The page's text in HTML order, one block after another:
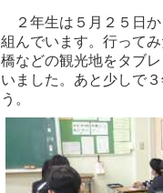
２年生は５月２５日か
組んでいます。行って
橋などの観光地をタブ
いました。あと少しで
う。